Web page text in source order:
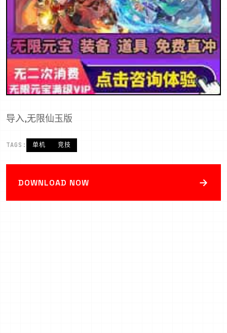
导入,无限仙玉版
TAGS: 单机 竞技
DOWNLOAD NOW →